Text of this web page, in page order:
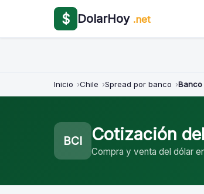
$ DolarHoy .net
Inicio Chile Spread por banco Banco
BCI Cotización
Compra y venta del dólar